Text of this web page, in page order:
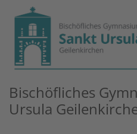
Zum Inhalt springen
Bischöfliches
Ursula